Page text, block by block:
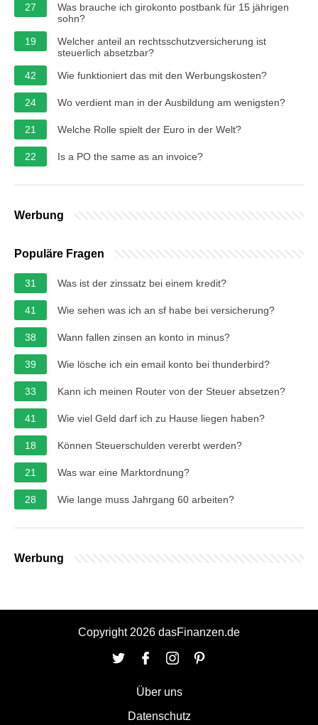
27
Was brauche ich girokonto postbank für 15 jährigen
sohn?
19
Welcher anteil an rechtsschutzversicherung ist
steuerlich absetzbar?
42
Wie funktioniert das mit den Werbungskosten?
24 Wo verdient man in der Ausbildung am wenigsten?
21 Welche Rolle spielt der Euro in der Welt?
22 Is a PO the same as an invoice?
Werbung
Populäre Fragen
31 Was ist der zinssatz bei einem kredit?
41 Wie sehen was ich an sf habe bei versicherung?
38 Wann fallen zinsen an konto in minus?
39 Wie lösche ich ein email konto bei thunderbird?
33 Kann ich meinen Router von der Steuer absetzen?
41 Wie viel Geld darf ich zu Hause liegen haben?
18 Können Steuerschulden vererbt werden?
21 Was war eine Marktordnung?
28 Wie lange muss Jahrgang 60 arbeiten?
Werbung
Copyright 2026 dasFinanzen.de
Über uns
Datenschutz